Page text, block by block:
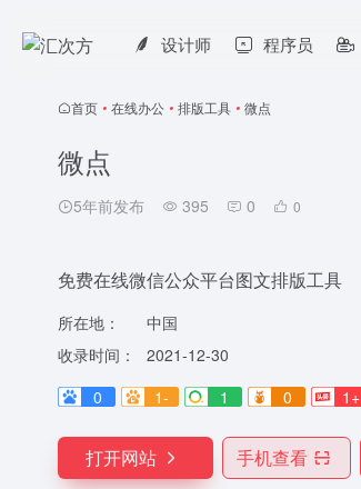
设计师 程序员
首页 • 在线办公 • 排版工具 • 微点
微点
5年前发布 395 0 0
免费在线微信公众平台图文排版工具
所在地：
中国
收录时间：
2021-12-30
0
1- 1 0 1+
打开网站 手机查看